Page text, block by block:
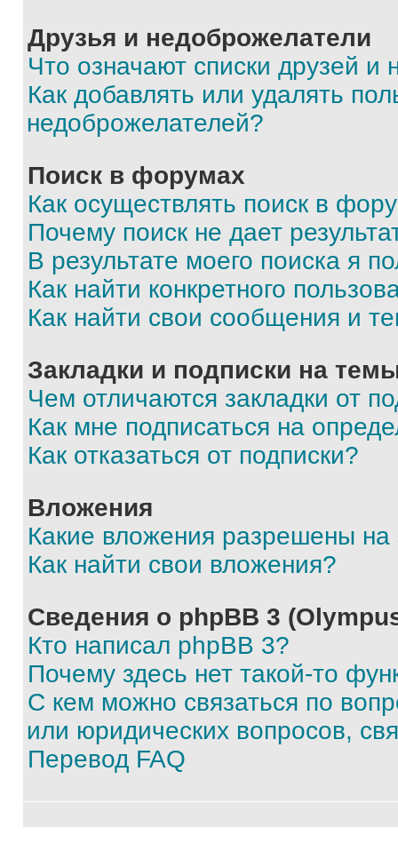
Друзья и недоброжелатели
Что означают списки друзей и
Как добавлять или удалять
недоброжелателей?
Поиск в форумах
Как осуществлять поиск в
Почему поиск не дает
В результате моего поиска я
Как найти конкретного
Как найти свои сообщения и
Закладки и подписки на
Чем отличаются закладки от
Как мне подписаться на
Как отказаться от подписки?
Вложения
Какие вложения разрешены
Как найти свои вложения?
Сведения о phpBB 3
Кто написал phpBB 3?
Почему здесь нет такой-то
С кем можно связаться по
или юридических вопросов,
Перевод FAQ